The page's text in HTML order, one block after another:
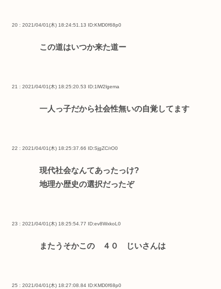
20 : 2021/04/01(木) 18:24:51.13 ID:KMD0f68p0
この道はいつか来た道ー
21 : 2021/04/01(木) 18:25:20.53 ID:1lW2lgema
一人っ子だから社会性無いの自覚してます
22 : 2021/04/01(木) 18:25:37.66 ID:SjgZC/rO0
現代社会なんてあったっけ?
地理か歴史の選択だったぞ
23 : 2021/04/01(木) 18:25:54.77 ID:ev8WxkoL0
またうそかこの ４０ じいさんは
25 : 2021/04/01(木) 18:27:08.84 ID:KMD0f68p0